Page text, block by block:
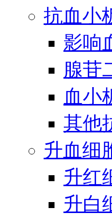
抗血小
影响
腺苷
血小
其他
升血细
升红
升白